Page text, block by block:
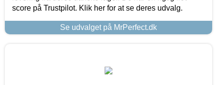
score på Trustpilot. Klik her for at se deres udvalg.
Se udvalget på MrPerfect.dk